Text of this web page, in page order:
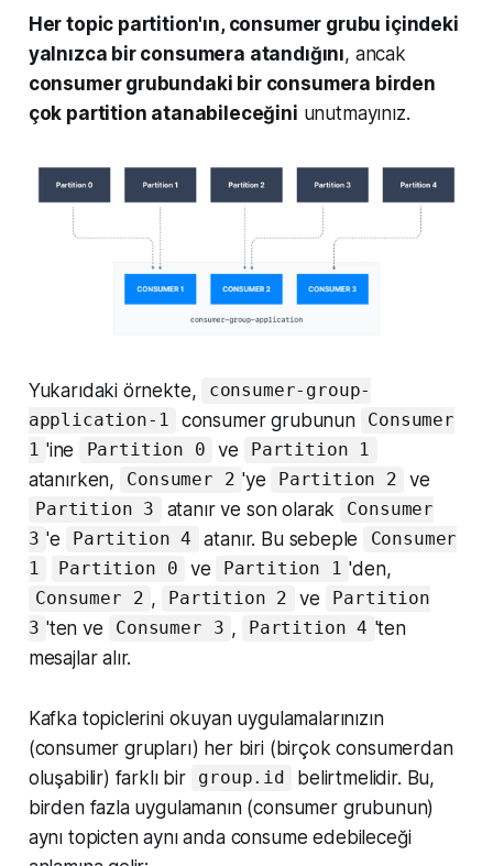
Her topic partition'ın, consumer grubu içindeki
yalnızca bir consumera atandığını, ancak
consumer grubundaki bir consumera birden
çok partition atanabileceğini unutmayınız.
Yukarıdaki örnekte,
consumer-group-
application-1
consumer grubunun
Consumer
1 'ine Partition 0 ve Partition 1
atanırken, Consumer 2 'ye Partition 2 ve
Partition 3 atanır ve son olarak
Consumer
3 'e Partition 4 atanır. Bu sebeple
Consumer
1
Partition 0 ve Partition 1 'den,
Consumer 2 , Partition 2 ve
Partition
3 'ten ve Consumer 3 , Partition 4 'ten
mesajlar alır.
Kafka topiclerini okuyan uygulamalarınızın
(consumer grupları) her biri (birçok consumerdan
oluşabilir) farklı bir
group.id
belirtmelidir. Bu,
birden fazla uygulamanın (consumer grubunun)
aynı topicten aynı anda consume edebileceği